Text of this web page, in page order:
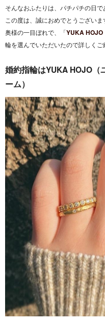
そんなおふたりは、パチパチの日
この度は、誠におめでとうございま
奥様の一目ぼれで、「YUKA HOJO
輪を選んでいただいたので詳しくご
婚約指輪はYUKA HOJO
ーム）